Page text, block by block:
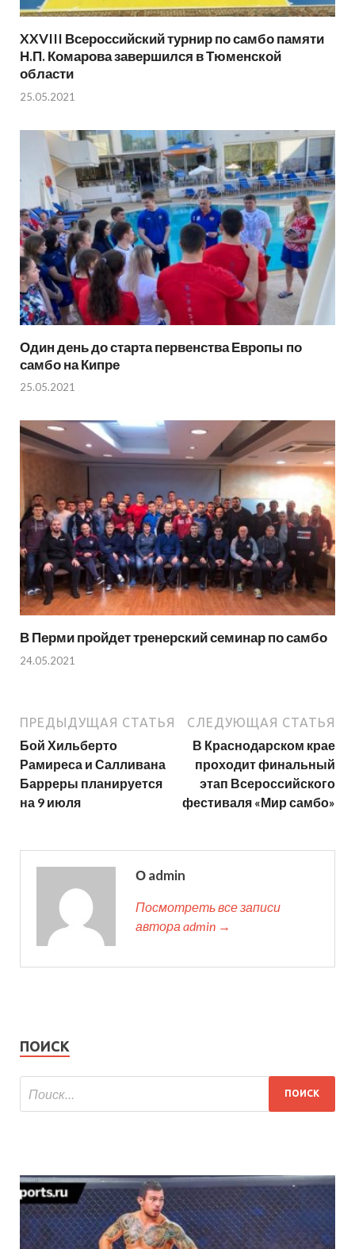
XXVIII Всероссийский турнир по самбо памяти
Н.П. Комарова завершился в Тюменской
области
25.05.2021
Один день до старта первенства Европы по
самбо на Кипре
25.05.2021
В Перми пройдет тренерский семинар по самбо
24.05.2021
ПРЕДЫДУЩАЯ СТАТЬЯ
Бой Хильберто
Рамиреса и Салливана
Барреры планируется
на 9 июля
СЛЕДУЮЩАЯ СТАТЬЯ
В Краснодарском крае
проходит финальный
этап Всероссийского
фестиваля «Мир самбо»
О admin
Посмотреть все записи
автора admin →
ПОИСК